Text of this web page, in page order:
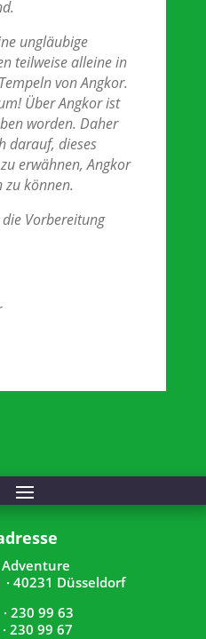
ungläubige
teilweise alleine in
von Angkor.
Über Angkor ist
worden. Daher
darauf, dieses
erwähnen, Angkor
können.
Vorbereitung
40231 Düsseldorf
230 99 63
230 99 67